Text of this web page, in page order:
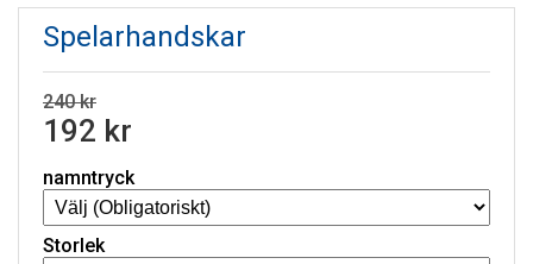
Spelarhandskar
240 kr
192 kr
namntryck
Storlek